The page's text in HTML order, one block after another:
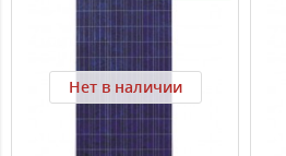
Нет в наличии